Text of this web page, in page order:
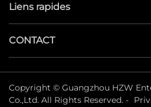
Liens rapides
CONTACT
Copyright © Guangzhou HZW
Co.,Ltd. All Rights Reserved. -